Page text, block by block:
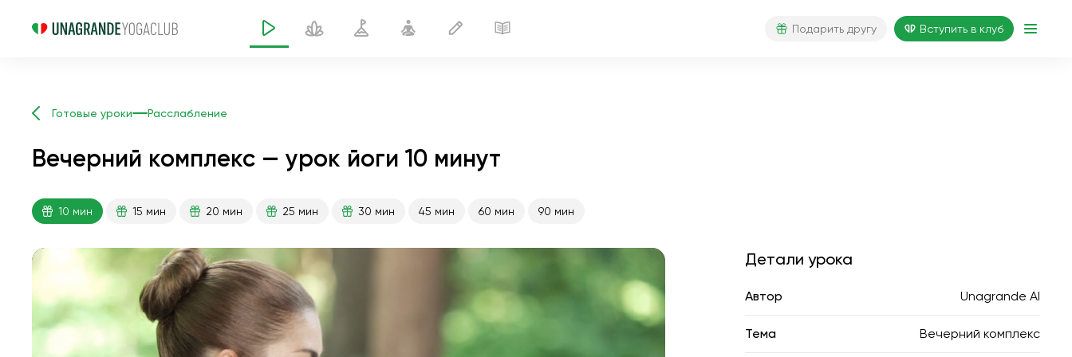
Подарить другу Вступить в клуб
Готовые уроки Расслабление
Вечерний комплекс — урок йоги 10 минут
10 мин 15 мин 20 мин 25 мин 30 мин 45 мин 60 мин 90 мин
01:44
Детали урока
Автор Unagrande AI
Тема Вечерний комплекс